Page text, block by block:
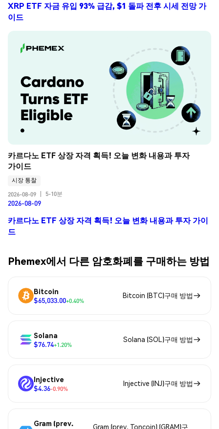
XRP ETF 자금 유입 93% 급감, $1 돌파 전후 시세 전망 가
이드
카르다노 ETF 상장 자격 획득! 오늘 변화 내용과 투자
가이드
시장 통찰
2026-08-09
5-10분
2026-08-09
카르다노 ETF 상장 자격 획득! 오늘 변화 내용과 투자 가이
드
Phemex에서 다른 암호화폐를 구매하는 방법
Bitcoin
$65,033.00+0.40%
Bitcoin (BTC)구매 방법
Solana
$76.74+1.20%
Solana (SOL)구매 방법
Injective
$4.36-0.90%
Injective (INJ)구매 방법
Gram (prev.
Gram (prev. Toncoin) (GRAM)구